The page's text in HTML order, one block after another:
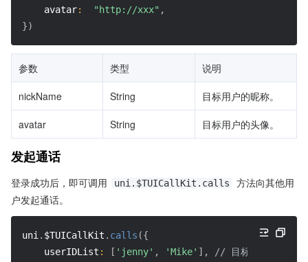
avatar: "http://xxx" ,
})
参数 类型 说明
nickName String 目标用户的昵称。
avatar String 目标用户的头像。
发起通话
登录成功后，即可调用 uni.$TUICallKit.calls
方法向其他用
户发起通话。
uni. $TUICallKit . calls ({
userIDList : [ 'jenny' , 'Mike' ] ,
// 目标用户 ID 列表